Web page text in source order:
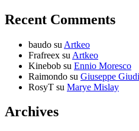
Recent Comments
baudo su Artkeo
Frafreex su Artkeo
Kinebob su Ennio Moresco
Raimondo su Giuseppe
RosyT su Marye Mislay
Archives